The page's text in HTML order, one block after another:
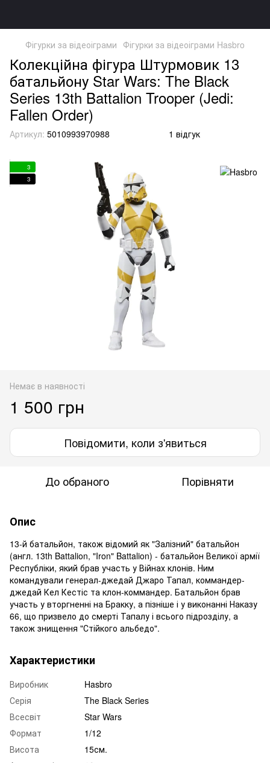
Фігурки за відеоіграми Фігурки за відеоіграми Hasbro
Колекційна фігура Штурмовик 13
батальйону Star Wars: The Black
Series 13th Battalion Trooper (Jedi:
Fallen Order)
Артикул: 5010993970988 1 відгук
3
3
Немає в наявності
1 500 грн
Повідомити, коли з'явиться
До обраного Порівняти
Опис
13-й батальйон, також відомий як "Залізний" батальйон
(англ. 13th Battalion, "Iron" Battalion) - батальйон Великої армії
Республіки, який брав участь у Війнах клонів. Ним
командували генерал-джедай Джаро Тапал, коммандер-
джедай Кел Кестіс та клон-коммандер. Батальйон брав
участь у вторгненні на Бракку, а пізніше і у виконанні Наказу
66, що призвело до смерті Тапалу і всього підрозділу, а
також знищення "Стійкого альбедо".
Характеристики
Виробник
Hasbro
Серія
The Black Series
Всесвіт
Star Wars
Формат
1/12
Висота
15см.